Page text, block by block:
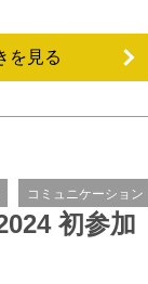
を見る
コミュニケーション
初参加